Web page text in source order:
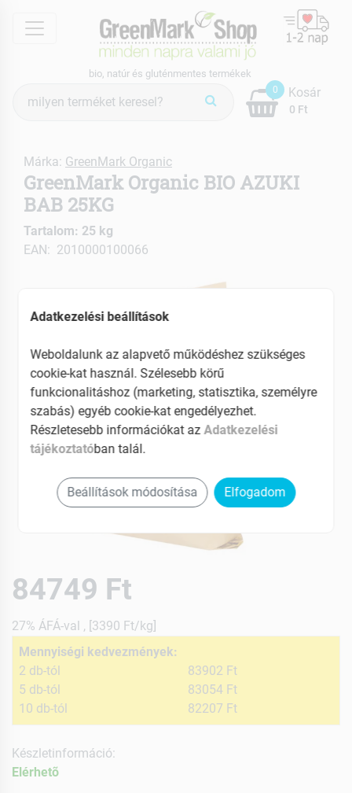
menu
bio, natúr és gluténmentes termékek
keresés
0
0 Ft
Kosár
Márka: GreenMark Organic
GreenMark Organic BIO AZUKI
BAB 25KG
Tartalom: 25 kg
EAN: 2010000100066
84749 Ft
27% ÁFÁ-val , [3390 Ft/kg]
Mennyiségi kedvezmények:
2 db-tól
83902 Ft
5 db-tól
83054 Ft
10 db-tól
82207 Ft
Készletinformáció:
Elérhetõ
Adatkezelési beállítások
Weboldalunk az alapvető működéshez szükséges
cookie-kat használ. Szélesebb körű
funkcionalitáshoz (marketing, statisztika, személyre
szabás) egyéb cookie-kat engedélyezhet.
Részletesebb információkat azAdatkezelési
tájékoztatóban talál.
Beállítások módosítása Elfogadom